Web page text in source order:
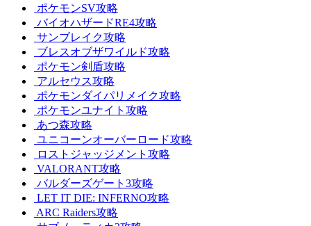
ポケモンSV攻略
バイオハザードRE4攻略
サンブレイク攻略
ブレスオブザワイルド攻略
ポケモン剣盾攻略
アルセウス攻略
ポケモンダイパリメイク攻略
ポケモンユナイト攻略
あつ森攻略
ユニコーンオーバーロード攻略
ロストジャッジメント攻略
VALORANT攻略
バルダーズゲート3攻略
LET IT DIE: INFERNO攻略
ARC Raiders攻略